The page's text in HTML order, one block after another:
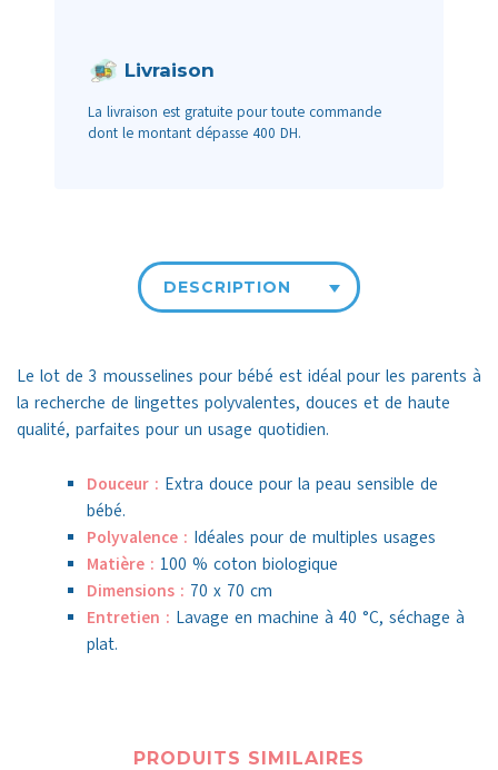
Livraison
La livraison est gratuite pour toute commande
dont le montant dépasse 400 DH.
DESCRIPTION
Le lot de 3 mousselines pour bébé est idéal pour les parents à
la recherche de lingettes polyvalentes, douces et de haute
qualité, parfaites pour un usage quotidien.
Douceur : Extra douce pour la peau sensible de
bébé.
Polyvalence : Idéales pour de multiples usages
Matière : 100 % coton biologique
Dimensions : 70 x 70 cm
Entretien : Lavage en machine à 40 °C, séchage à
plat.
PRODUITS SIMILAIRES